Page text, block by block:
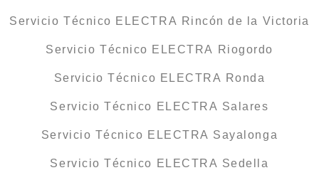
Servicio Técnico ELECTRA Rincón de la Victoria
Servicio Técnico ELECTRA Riogordo
Servicio Técnico ELECTRA Ronda
Servicio Técnico ELECTRA Salares
Servicio Técnico ELECTRA Sayalonga
Servicio Técnico ELECTRA Sedella